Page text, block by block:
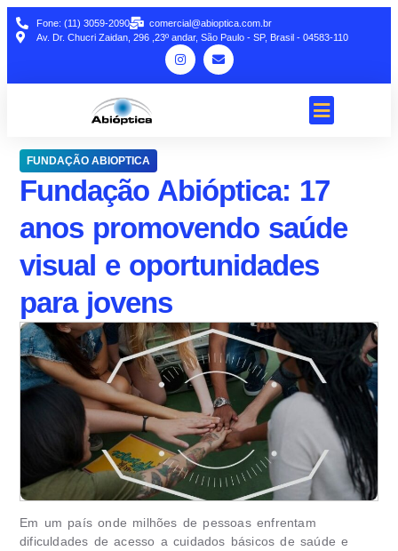
Fone: (11) 3059-2090
comercial@abioptica.com.br
Av. Dr. Chucri Zaidan, 296 ,23º andar, São Paulo - SP, Brasil - 04583-110
FUNDAÇÃO ABIOPTICA
Fundação Abióptica: 17
anos promovendo saúde
visual e oportunidades
para jovens
Em um país onde milhões de pessoas enfrentam
dificuldades de acesso a cuidados básicos de saúde e